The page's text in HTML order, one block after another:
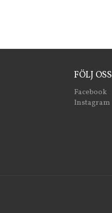
FÖLJ OSS
Facebook
Instagram